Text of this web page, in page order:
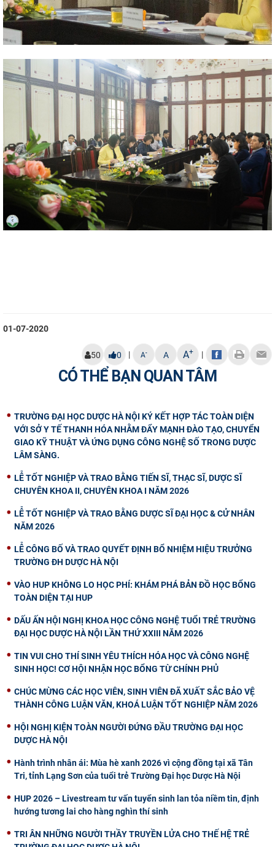
01-07-2020
50 0 | A- A A+ |
CÓ THỂ BẠN QUAN TÂM
TRƯỜNG ĐẠI HỌC DƯỢC HÀ NỘI KÝ KẾT HỢP TÁC TOÀN DIỆN
VỚI SỞ Y TẾ THANH HÓA NHẰM ĐẨY MẠNH ĐÀO TẠO, CHUYỂN
GIAO KỸ THUẬT VÀ ỨNG DỤNG CÔNG NGHỆ SỐ TRONG DƯỢC
LÂM SÀNG.
LỄ TỐT NGHIỆP VÀ TRAO BẰNG TIẾN SĨ, THẠC SĨ, DƯỢC SĨ
CHUYÊN KHOA II, CHUYÊN KHOA I NĂM 2026
LỄ TỐT NGHIỆP VÀ TRAO BẰNG DƯỢC SĨ ĐẠI HỌC & CỬ NHÂN
NĂM 2026
LỄ CÔNG BỐ VÀ TRAO QUYẾT ĐỊNH BỔ NHIỆM HIỆU TRƯỞNG
TRƯỜNG ĐH DƯỢC HÀ NỘI
VÀO HUP KHÔNG LO HỌC PHÍ: KHÁM PHÁ BẢN ĐỒ HỌC BỔNG
TOÀN DIỆN TẠI HUP
DẤU ẤN HỘI NGHỊ KHOA HỌC CÔNG NGHỆ TUỔI TRẺ TRƯỜNG
ĐẠI HỌC DƯỢC HÀ NỘI LẦN THỨ XXIII NĂM 2026
TIN VUI CHO THÍ SINH YÊU THÍCH HÓA HỌC VÀ CÔNG NGHỆ
SINH HỌC! CƠ HỘI NHẬN HỌC BỔNG TỪ CHÍNH PHỦ
CHÚC MỪNG CÁC HỌC VIÊN, SINH VIÊN ĐÃ XUẤT SẮC BẢO VỆ
THÀNH CÔNG LUẬN VĂN, KHOÁ LUẬN TỐT NGHIỆP NĂM 2026
HỘI NGHỊ KIỆN TOÀN NGƯỜI ĐỨNG ĐẦU TRƯỜNG ĐẠI HỌC
DƯỢC HÀ NỘI
Hành trình nhân ái: Mùa hè xanh 2026 vì cộng đồng tại xã Tân
Tri, tỉnh Lạng Sơn của tuổi trẻ Trường Đại học Dược Hà Nội
HUP 2026 – Livestream tư vấn tuyển sinh lan tỏa niềm tin, định
hướng tương lai cho hàng nghìn thí sinh
TRI ÂN NHỮNG NGƯỜI THẦY TRUYỀN LỬA CHO THẾ HỆ TRẺ